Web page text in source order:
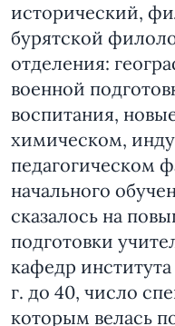
исторический,
бурятской
отделения:
военной
воспитания,
химическом,
педагогическом
начального
сказалось на
подготовки
кафедр института
г. до 40, число
которым велась